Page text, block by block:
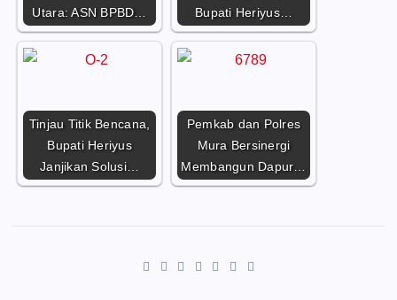
Utara: ASN BPBD…
Bupati Heriyus…
Tinjau Titik Bencana,
Bupati Heriyus
Janjikan Solusi…
Pemkab dan Polres
Mura Bersinergi
Membangun Dapur…